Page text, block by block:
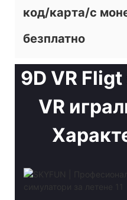
код/карта/с
безплатно
9D VR
VR